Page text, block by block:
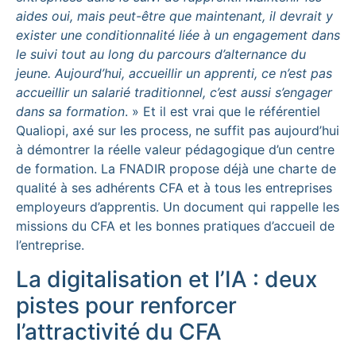
aides oui, mais peut-être que maintenant, il devrait y
exister une conditionnalité liée à un engagement dans
le suivi tout au long du parcours d’alternance du
jeune. Aujourd’hui, accueillir un apprenti, ce n’est pas
accueillir un salarié traditionnel, c’est aussi s’engager
dans sa formation. » Et il est vrai que le référentiel
Qualiopi, axé sur les process, ne suffit pas aujourd’hui
à démontrer la réelle valeur pédagogique d’un centre
de formation. La FNADIR propose déjà une charte de
qualité à ses adhérents CFA et à tous les entreprises
employeurs d’apprentis. Un document qui rappelle les
missions du CFA et les bonnes pratiques d’accueil de
l’entreprise.
La digitalisation et l’IA : deux
pistes pour renforcer
l’attractivité du CFA